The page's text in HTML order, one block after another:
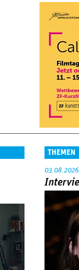
THEMEN
03.08.2026